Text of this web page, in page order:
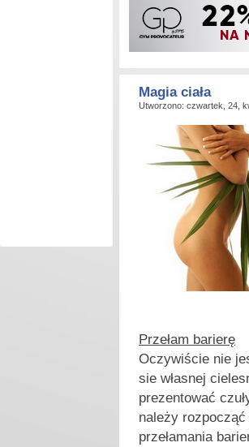
Magia ciała
Utworzono: czwartek, 24,
Przełam barierę
Oczywiście nie
sie własnej
prezentować
należy rozpocząć
przełamania